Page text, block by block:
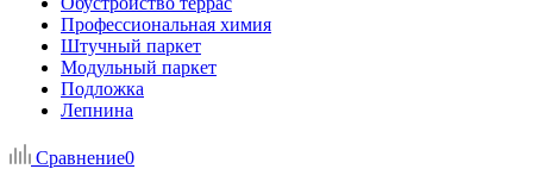
Профессиональная химия
Штучный паркет
Модульный паркет
Подложка
Лепнина
Сравнение0